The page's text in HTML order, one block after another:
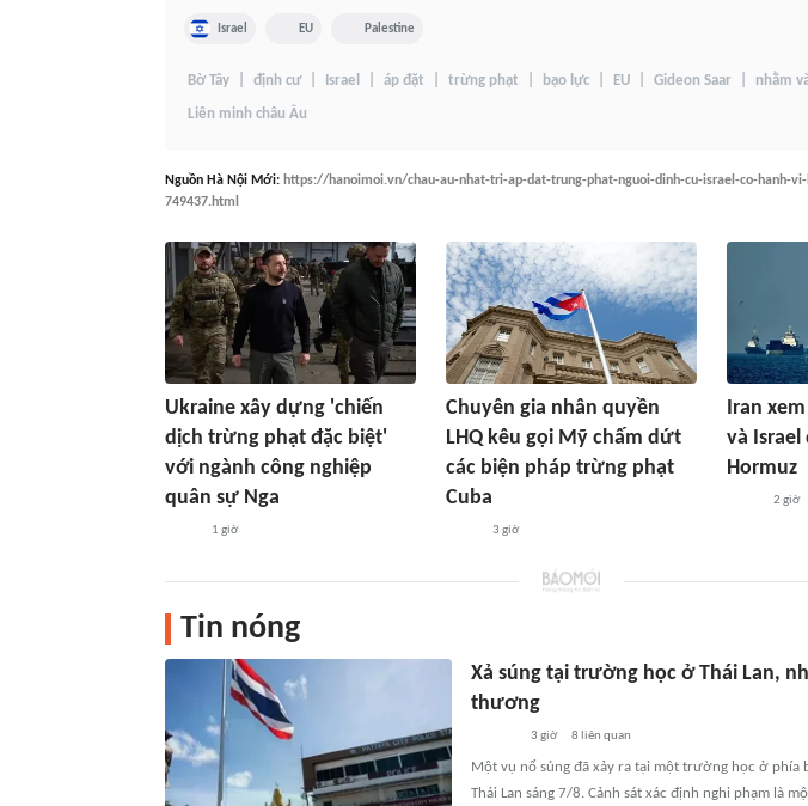
Israel EU Palestine
Bờ Tây định cư Israel áp đặt trừng phạt bạo lực EU Gideon Saar nhằm
Liên minh châu Âu
Nguồn Hà Nội Mới: https://hanoimoi.vn/chau-au-nhat-tri-ap-dat-trung-phat-nguoi-dinh-cu-israel-co-hanh-
749437.html
Ukraine xây dựng 'chiến
dịch trừng phạt đặc biệt'
với ngành công nghiệp
quân sự Nga
1 giờ
Chuyên gia nhân quyền
LHQ kêu gọi Mỹ chấm dứt
các biện pháp trừng phạt
Cuba
3 giờ
Iran
và Israel
Hormuz
2 giờ
Tin nóng
Xả súng tại trường học ở Thái Lan,
thương
3 giờ 8 liên quan
Một vụ nổ súng đã xảy ra tại một trường học ở phía
Thái Lan sáng 7/8. Cảnh sát xác định nghi phạm là